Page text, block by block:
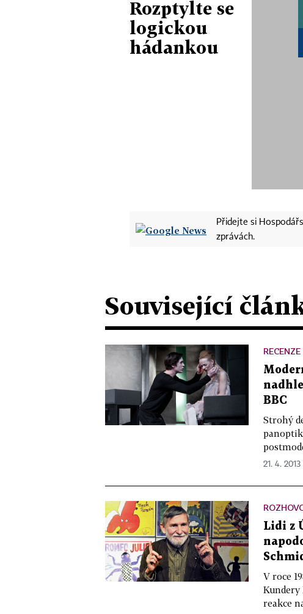
Rozptylte se
logickou
hádankou
Přidejte si
zprávách.
Související
RECENZE
BBC
Strohý
21. 4.
Lidi z
V roce
Kundery
reakce